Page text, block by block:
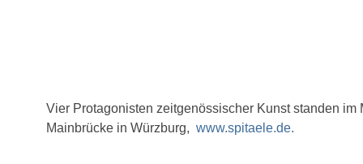
Vier Protagonisten zeitgenössischer Kunst standen
Mainbrücke in Würzburg, www.spitaele.de.